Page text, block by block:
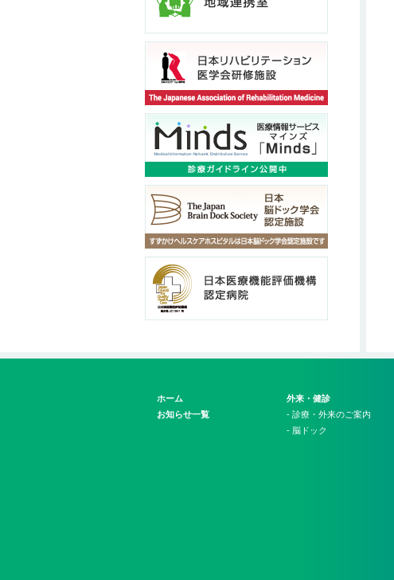
ホーム
お知らせ一覧
外来・健診
- 診療・外来のご案内
- 脳ドック